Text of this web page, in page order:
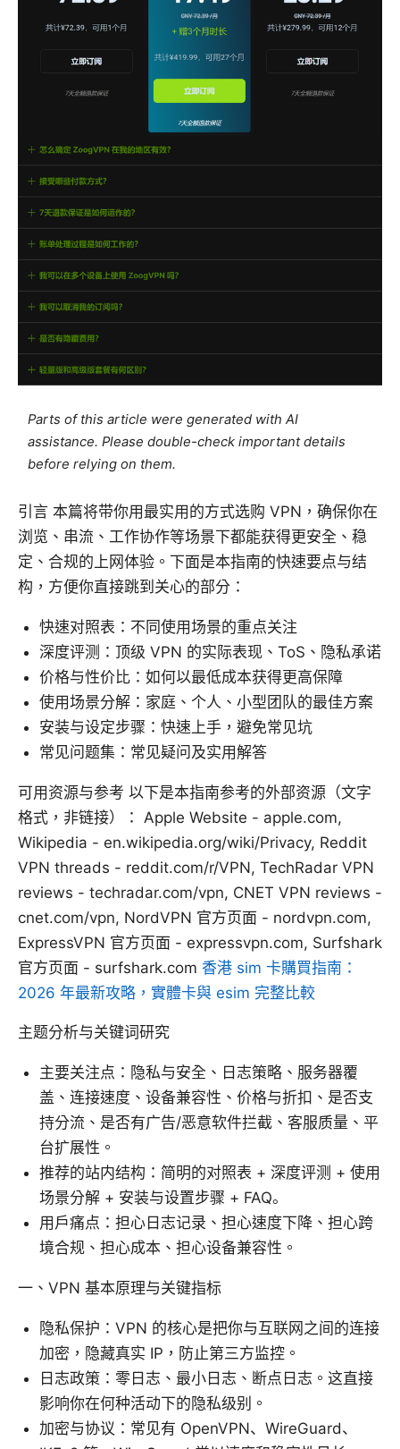
Parts of this article were generated with AI
assistance. Please double-check important details
before relying on them.
引言 本篇将带你用最实用的方式选购 VPN，确保你在
浏览、串流、工作协作等场景下都能获得更安全、稳
定、合规的上网体验。下面是本指南的快速要点与结
构，方便你直接跳到关心的部分：
快速对照表：不同使用场景的重点关注
深度评测：顶级 VPN 的实际表现、ToS、隐私承诺
价格与性价比：如何以最低成本获得更高保障
使用场景分解：家庭、个人、小型团队的最佳方案
安装与设定步骤：快速上手，避免常见坑
常见问题集：常见疑问及实用解答
可用资源与参考 以下是本指南参考的外部资源（文字
格式，非链接）： Apple Website - apple.com,
Wikipedia - en.wikipedia.org/wiki/Privacy, Reddit
VPN threads - reddit.com/r/VPN, TechRadar VPN
reviews - techradar.com/vpn, CNET VPN reviews -
cnet.com/vpn, NordVPN 官方页面 - nordvpn.com,
ExpressVPN 官方页面 - expressvpn.com, Surfshark
官方页面 - surfshark.com 香港 sim 卡購買指南：
2026 年最新攻略，實體卡與 esim 完整比較
主题分析与关键词研究
主要关注点：隐私与安全、日志策略、服务器覆
盖、连接速度、设备兼容性、价格与折扣、是否支
持分流、是否有广告/恶意软件拦截、客服质量、平
台扩展性。
推荐的站内结构：简明的对照表 + 深度评测 + 使用
场景分解 + 安装与设置步骤 + FAQ。
用户痛点：担心日志记录、担心速度下降、担心跨
境合规、担心成本、担心设备兼容性。
一、VPN 基本原理与关键指标
隐私保护：VPN 的核心是把你与互联网之间的连接
加密，隐藏真实 IP，防止第三方监控。
日志政策：零日志、最小日志、断点日志。这直接
影响你在何种活动下的隐私级别。
加密与协议：常见有 OpenVPN、WireGuard、